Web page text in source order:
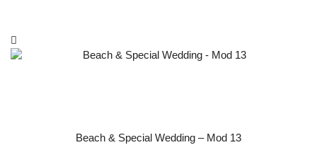
Beach & Special Wedding – Mod 13